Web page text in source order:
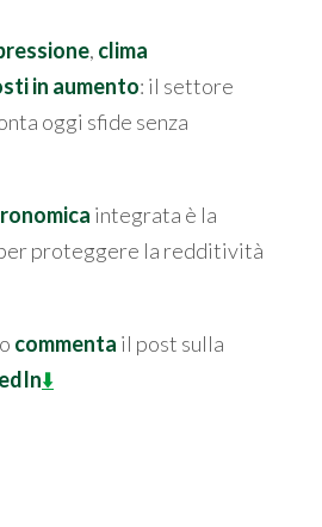
, clima
in aumento: il settore
oggi sfide senza
integrata è la
proteggere la redditività
o commenta il post sulla
⬇️